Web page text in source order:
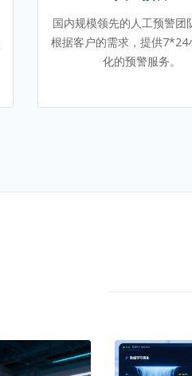
国内规模领先的人工预警团
根据客户的需求，提供7*24
化的预警服务。